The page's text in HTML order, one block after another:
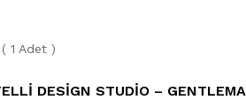
1 Adet )
DESIGN STUDIO –